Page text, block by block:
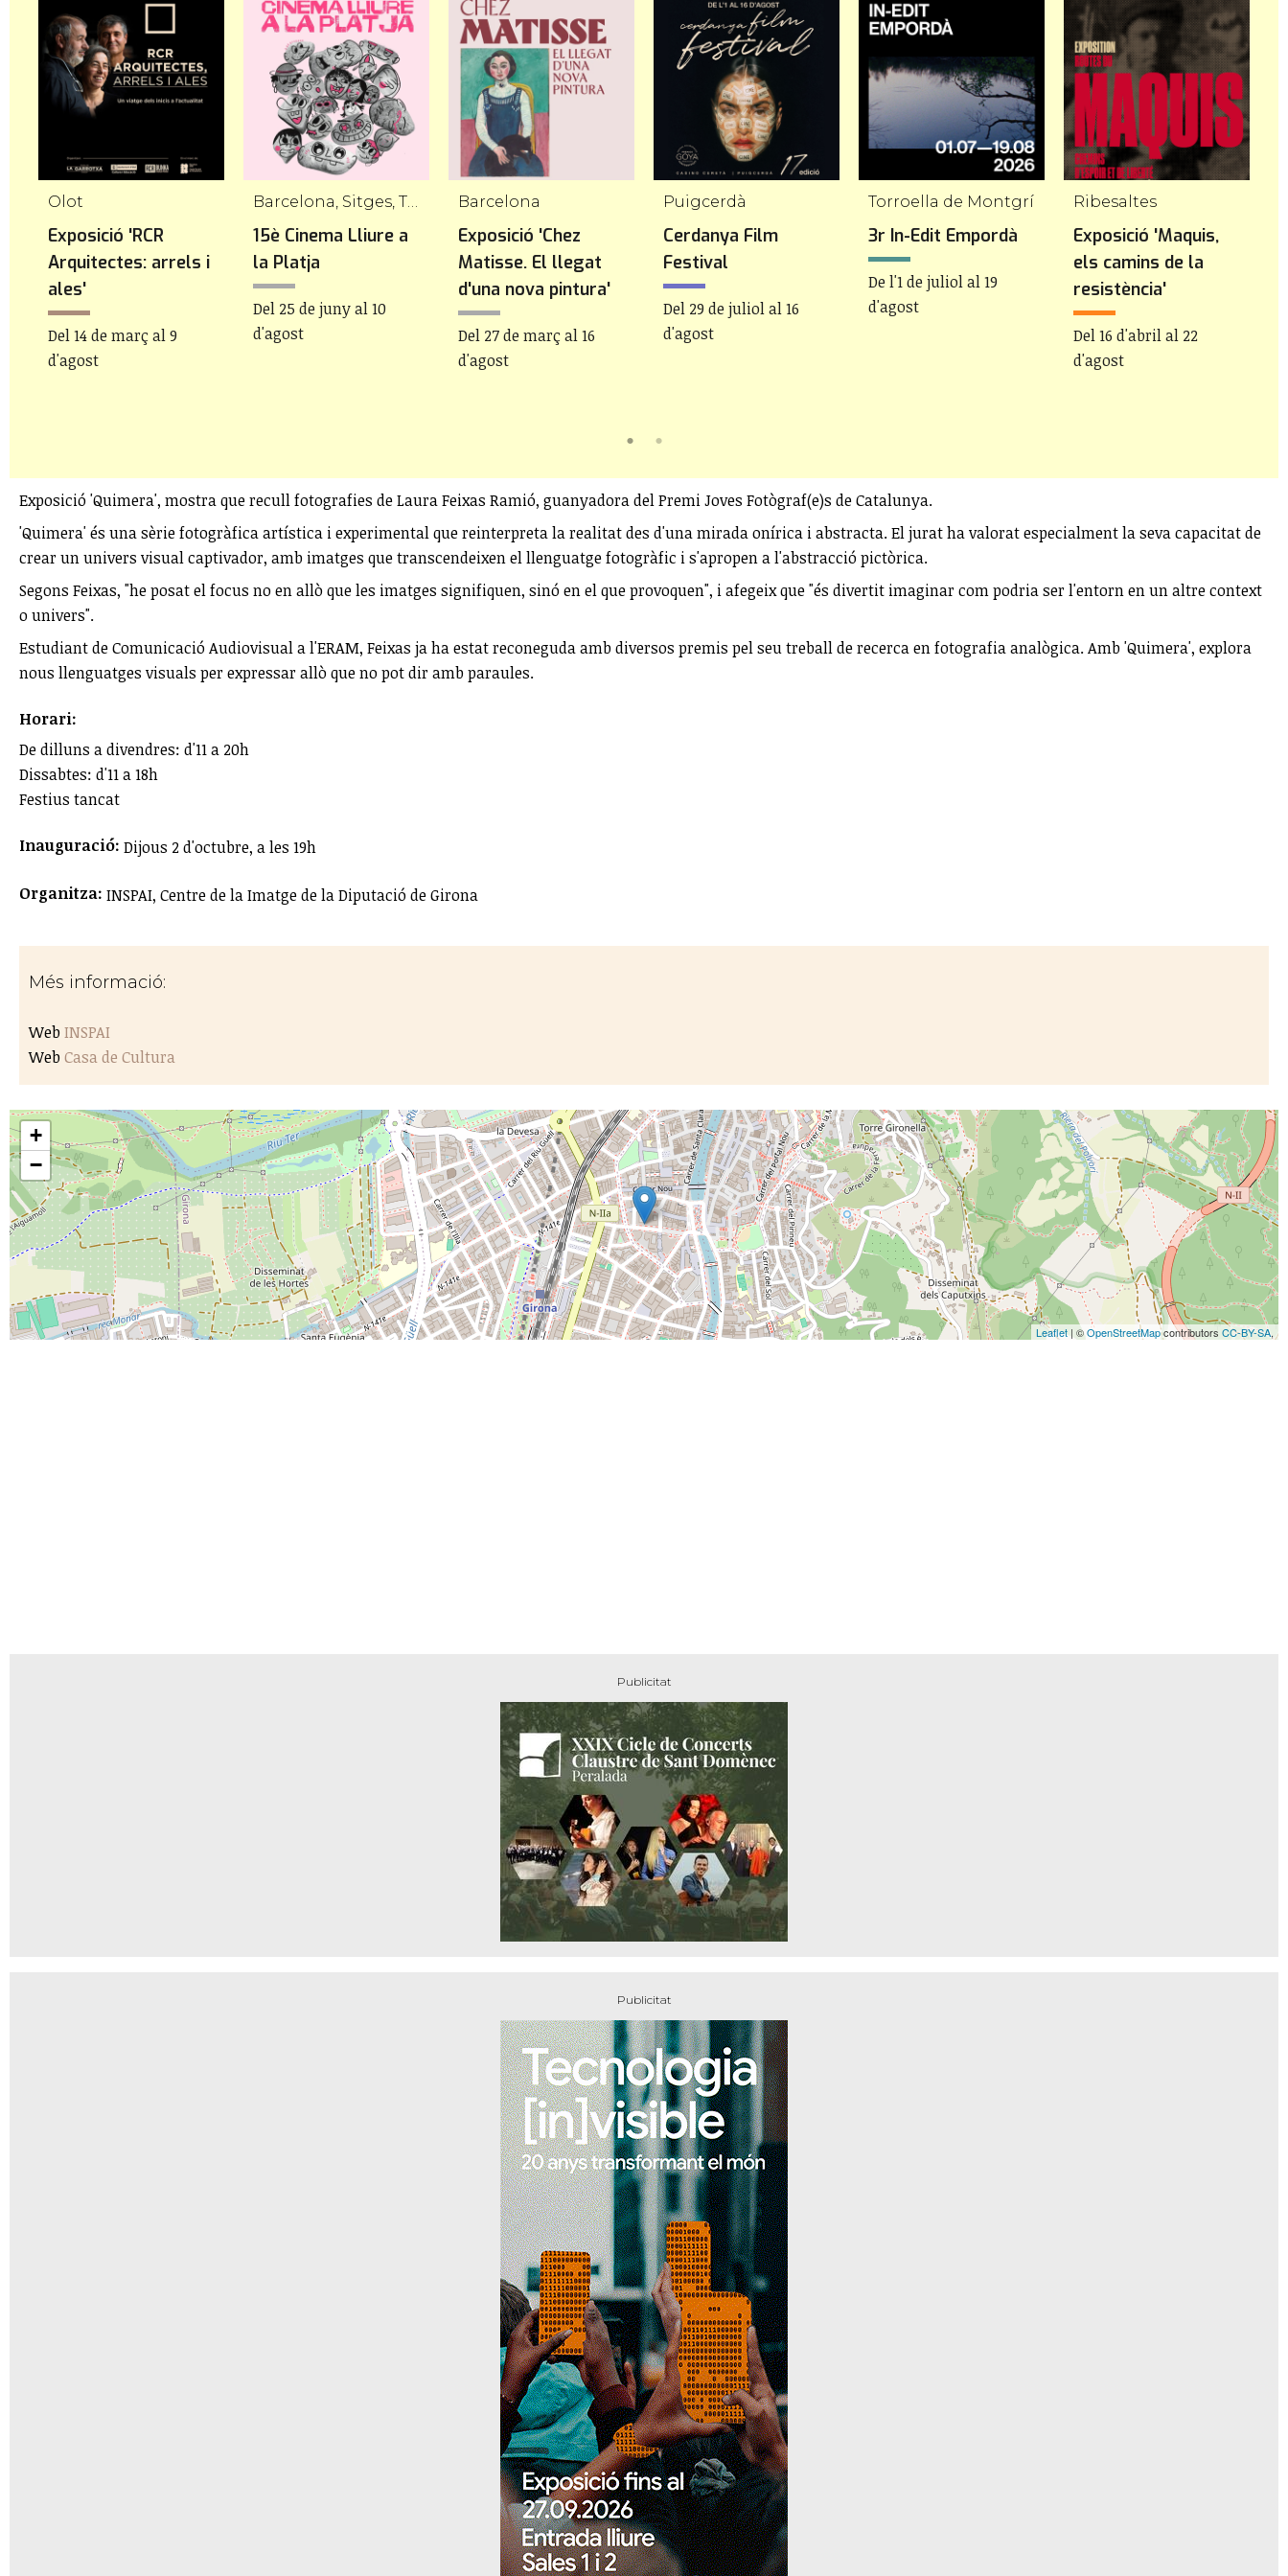
Olot
Exposició 'RCR
Arquitectes: arrels i
ales'
Del 14 de març al 9
d'agost
15è Cinema Lliure a
la Platja
Del 25 de juny al 10
d'agost
Barcelona
Exposició 'Chez
Matisse. El llegat
d'una nova pintura'
Del 27 de març al 16
d'agost
Puigcerdà
Cerdanya Film
Festival
Del 29 de juliol al 16
d'agost
Torroella de Montgrí
3r In-Edit Empordà
De l'1 de juliol al 19
d'agost
Ribesaltes
Exposició 'Maquis,
els camins de la
resistència'
Del 16 d'abril al 22
d'agost
Exposició 'Quimera', mostra que recull fotografies de Laura Feixas Ramió, guanyadora del Premi Joves Fotògraf(e)s de Catalunya.
'Quimera' és una sèrie fotogràfica artística i experimental que reinterpreta la realitat des d'una mirada onírica i abstracta. El jurat ha valorat especialment la seva capacitat de
crear un univers visual captivador, amb imatges que transcendeixen el llenguatge fotogràfic i s'apropen a l'abstracció pictòrica.
Segons Feixas, "he posat el focus no en allò que les imatges signifiquen, sinó en el que provoquen", i afegeix que "és divertit imaginar com podria ser l'entorn en un altre context
o univers".
Estudiant de Comunicació Audiovisual a l'ERAM, Feixas ja ha estat reconeguda amb diversos premis pel seu treball de recerca en fotografia analògica. Amb 'Quimera', explora
nous llenguatges visuals per expressar allò que no pot dir amb paraules.
Horari:
De dilluns a divendres: d'11 a 20h
Dissabtes: d'11 a 18h
Festius tancat
Inauguració: Dijous 2 d'octubre, a les 19h
Organitza: INSPAI, Centre de la Imatge de la Diputació de Girona
Més informació:
WebINSPAI
WebCasa de Cultura
+
−
Leaflet | ©OpenStreetMapcontributors CC-BY-SA,